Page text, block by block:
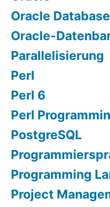
Oracle
Oracle-
Parallelisierung
Perl
Perl 6
Perl
PostgreSQL
Programming
Project